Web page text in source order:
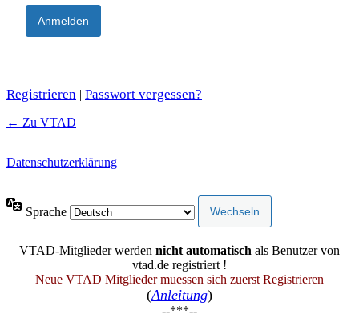
Registrieren | Passwort vergessen?
← Zu VTAD
Datenschutzerklärung
Sprache
VTAD-Mitglieder werden nicht automatisch als Benutzer von
vtad.de registriert !
Neue VTAD Mitglieder muessen sich zuerst Registrieren
(Anleitung)
--***--